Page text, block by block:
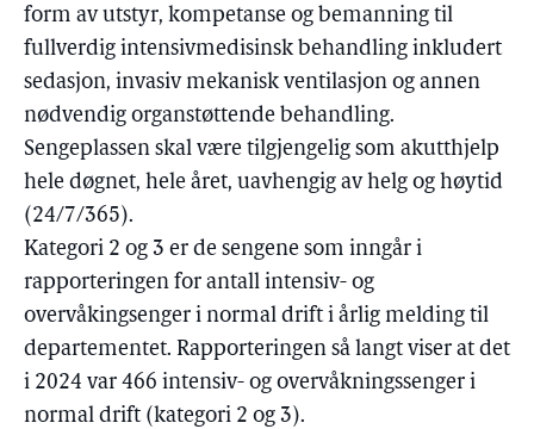
form av utstyr, kompetanse og bemanning til
fullverdig intensivmedisinsk behandling inkludert
sedasjon, invasiv mekanisk ventilasjon og annen
nødvendig organstøttende behandling.
Sengeplassen skal være tilgjengelig som akutthjelp
hele døgnet, hele året, uavhengig av helg og høytid
(24/7/365).
Kategori 2 og 3 er de sengene som inngår i
rapporteringen for antall intensiv- og
overvåkingsenger i normal drift i årlig melding til
departementet. Rapporteringen så langt viser at det
i 2024 var 466 intensiv- og overvåkningssenger i
normal drift (kategori 2 og 3).